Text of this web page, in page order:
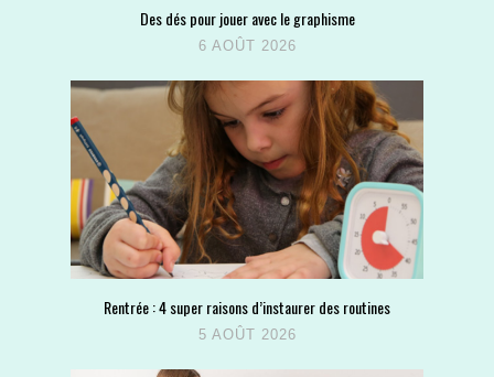
Des dés pour jouer avec le graphisme
6 AOÛT 2026
Rentrée : 4 super raisons d’instaurer des routines
5 AOÛT 2026